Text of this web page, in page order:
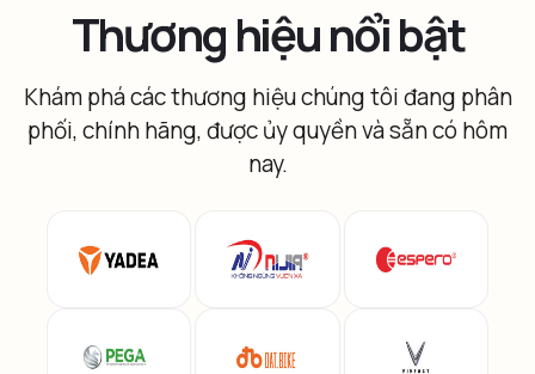
Thương hiệu nổi bật
Khám phá các thương hiệu chúng tôi đang phân
phối, chính hãng, được ủy quyền và sẵn có hôm
nay.